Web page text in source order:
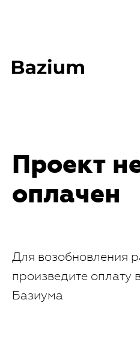
Проект
оплачен
Для возобновления
произведите оплату
Базиума